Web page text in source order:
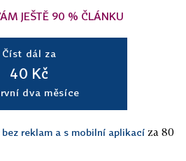
JEŠTĚ 90 % ČLÁNKU
Číst dál za
40 Kč
dva měsíce
reklam a s mobilní aplikací za 80